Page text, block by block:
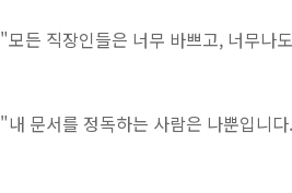
"모든 직장인들은 너무 바쁘고, 너무나
"내 문서를 정독하는 사람은 나뿐입니